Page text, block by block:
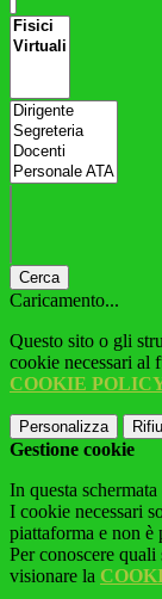
Cerca
Caricamento...
Questo sito o gli
cookie necessari al
COOKIE
Personalizza
Gestione cookie
In questa
I cookie necessari
piattaforma e non è
Per conoscere
visionare la